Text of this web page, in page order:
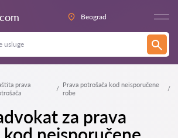
Beograd
prava
Prava potrošača kod neisporučene
robe
za prava